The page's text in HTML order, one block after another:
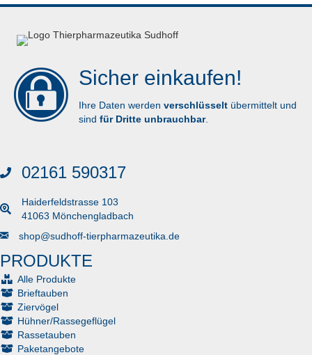
Sicher einkaufen!
Ihre Daten werden verschlüsselt übermittelt und
sind für Dritte unbrauchbar.
02161 590317
Haiderfeldstrasse 103
41063 Mönchengladbach
Senden Sie uns eine E-Mail
shop@sudhoff-tierpharmazeutika.de
PRODUKTE
Alle Produkte
Brieftauben
Ziervögel
Hühner/Rassegeflügel
Rassetauben
Paketangebote